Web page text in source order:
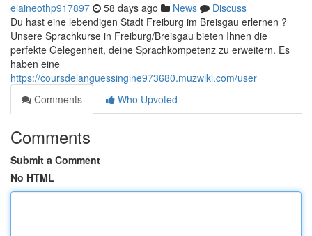
elaineothp917897 58 days ago News
Discuss
Du hast eine lebendigen Stadt Freiburg im Breisgau erlernen ?
Unsere Sprachkurse in Freiburg/Breisgau bieten Ihnen die
perfekte Gelegenheit, deine Sprachkompetenz zu erweitern. Es
haben eine
https://coursdelanguessingine973680.muzwiki.com/user
Comments
Who Upvoted
Comments
Submit a Comment
No HTML